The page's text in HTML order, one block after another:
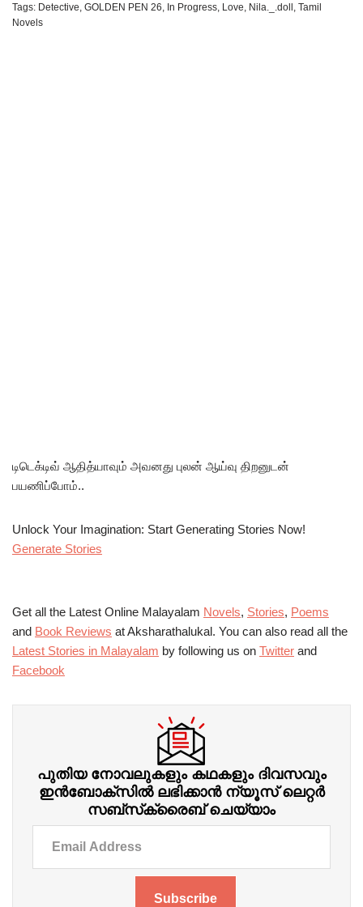
Tags: Detective GOLDEN PEN 26 In Progress Love Nila._.doll Tamil
Novels
டிடெக்டிவ் ஆதித்யாவும் அவனது புலன் ஆய்வு திறனுடன்
பயணிப்போம்..
Unlock Your Imagination: Start Generating Stories Now!
Generate Stories
Get all the Latest Online Malayalam Novels, Stories, Poems
and Book Reviews at Aksharathalukal. You can also read all the
Latest Stories in Malayalam by following us on Twitter and
Facebook
പുതിയ നോവലുകളും കഥകളും ദിവസവും
ഇന്‍ബോക്‌സില്‍ ലഭിക്കാന്‍ ന്യൂസ് ലെറ്റർ
സബ്‌സ്‌ക്രൈബ് ചെയ്യാം
Subscribe